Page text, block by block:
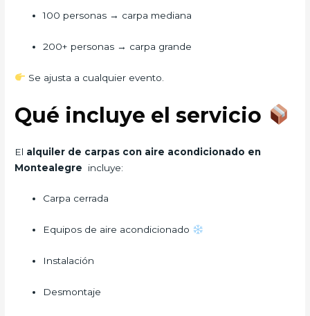
100 personas → carpa mediana
200+ personas → carpa grande
Se ajusta a cualquier evento.
Qué incluye el servicio
El alquiler de carpas con aire acondicionado en
Montealegre
incluye:
Carpa cerrada
Equipos de aire acondicionado
Instalación
Desmontaje